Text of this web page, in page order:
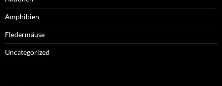
Amphibien
Fledermäuse
Uncategorized